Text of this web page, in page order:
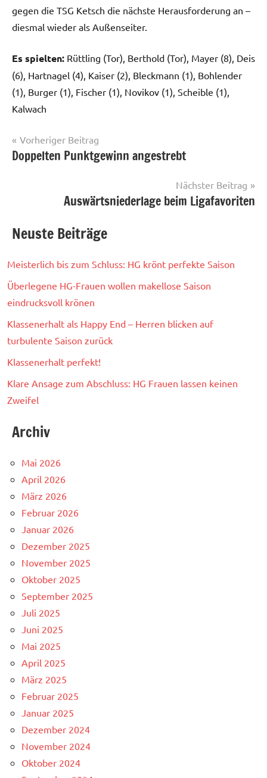
gegen die TSG Ketsch die nächste Herausforderung an –
diesmal wieder als Außenseiter.
Es spielten: Rüttling (Tor), Berthold (Tor), Mayer (8), Deis
(6), Hartnagel (4), Kaiser (2), Bleckmann (1), Bohlender
(1), Burger (1), Fischer (1), Novikov (1), Scheible (1),
Kalwach
Herren
Beitrags-
Navigation
Vorheriger Beitrag
Doppelten Punktgewinn angestrebt
Nächster Beitrag
Auswärtsniederlage beim Ligafavoriten
Neuste Beiträge
Meisterlich bis zum Schluss: HG krönt perfekte Saison
Überlegene HG-Frauen wollen makellose Saison
eindrucksvoll krönen
Klassenerhalt als Happy End – Herren blicken auf
turbulente Saison zurück
Klassenerhalt perfekt!
Klare Ansage zum Abschluss: HG Frauen lassen keinen
Zweifel
Archiv
Mai 2026
April 2026
März 2026
Februar 2026
Januar 2026
Dezember 2025
November 2025
Oktober 2025
September 2025
Juli 2025
Juni 2025
Mai 2025
April 2025
März 2025
Februar 2025
Januar 2025
Dezember 2024
November 2024
Oktober 2024